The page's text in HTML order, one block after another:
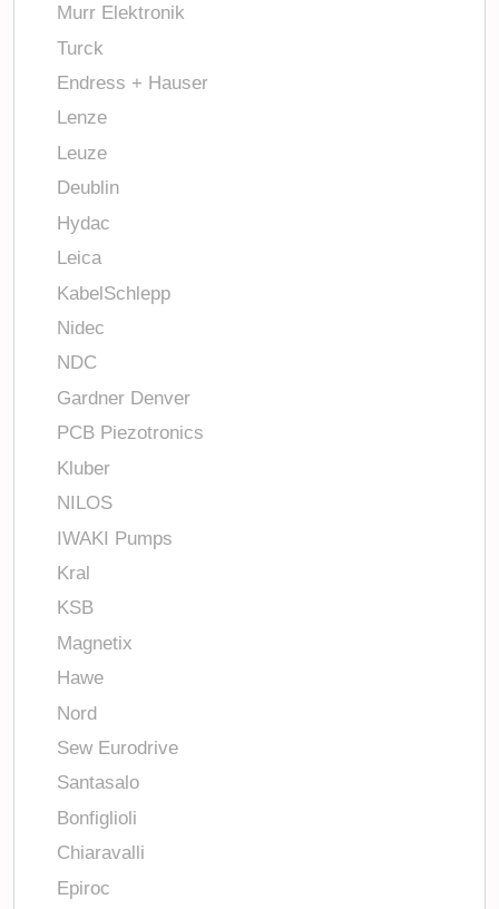
Murr Elektronik
Turck
Endress + Hauser
Lenze
Leuze
Deublin
Hydac
Leica
KabelSchlepp
Nidec
NDC
Gardner Denver
PCB Piezotronics
Kluber
NILOS
IWAKI Pumps
Kral
KSB
Magnetix
Hawe
Nord
Sew Eurodrive
Santasalo
Bonfiglioli
Chiaravalli
Epiroc